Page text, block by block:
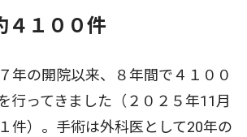
４１００件
年の開院以来、８年間で４１００
行ってきました（２０２５年11月
件）。手術は外科医として20年の